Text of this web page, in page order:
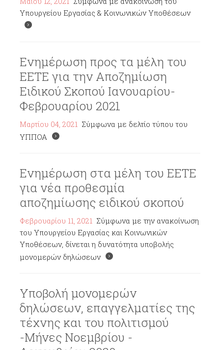
Υπουργείου Εργασίας & Κοινωνικών Υποθέσεων
Ενημέρωση προς τα μέλη του
ΕΕΤΕ για την Αποζημίωση
Ειδικού Σκοπού Ιανουαρίου-
Φεβρουαρίου 2021
Μαρτίου 04, 2021 Σύμφωνα με δελτίο τύπου του
ΥΠΠΟΑ
Ενημέρωση στα μέλη του ΕΕΤΕ
για νέα προθεσμία
αποζημίωσης ειδικού σκοπού
Φεβρουαρίου 11, 2021 Σύμφωνα με την ανακοίνωση
του Υπουργείου Εργασίας και Κοινωνικών
Υποθέσεων, δίνεται η δυνατότητα υποβολής
μονομερών δηλώσεων
Υποβολή μονομερών
δηλώσεων, επαγγελματίες της
τέχνης και του πολιτισμού
-Μήνες Νοεμβρίου -